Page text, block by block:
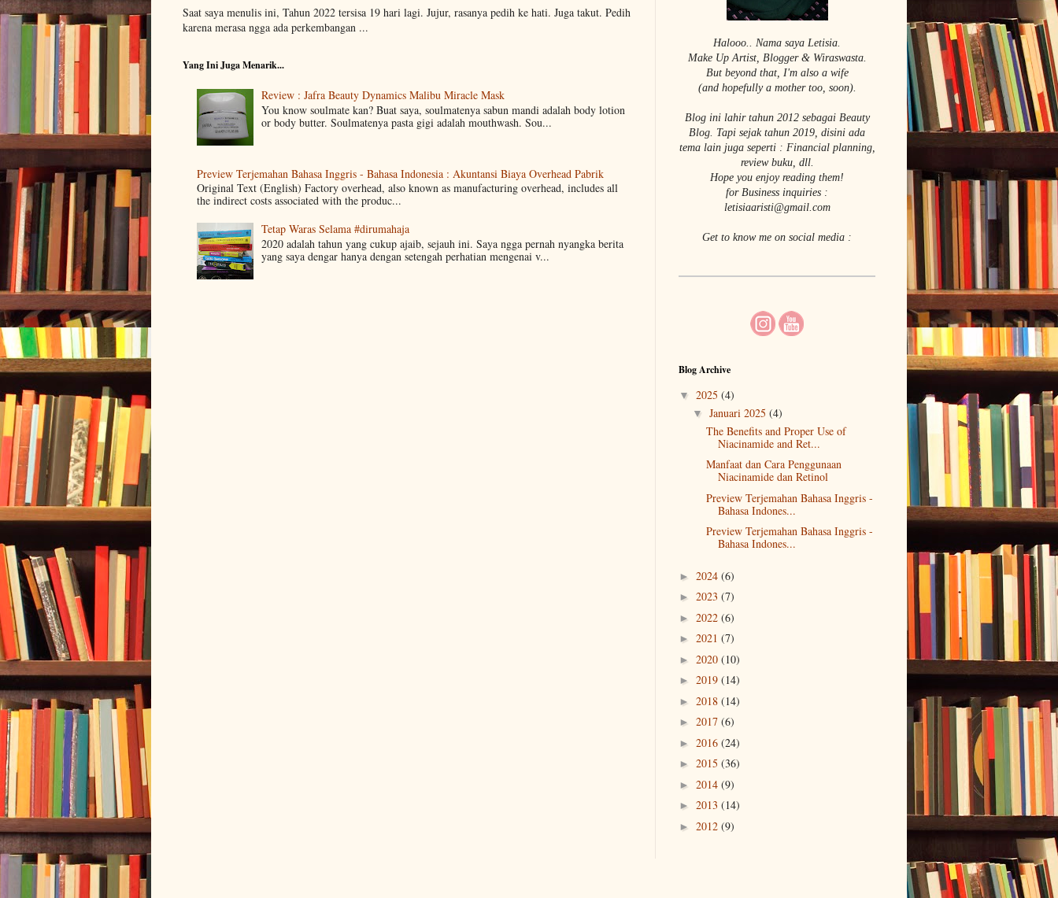
Saat saya menulis ini, Tahun 2022 tersisa 19 hari lagi. Jujur, rasanya pedih ke hati. Juga takut. Pedih
karena merasa ngga ada perkembangan ...
Yang Ini Juga Menarik...
Review : Jafra Beauty Dynamics Malibu Miracle Mask
You know soulmate kan? Buat saya, soulmatenya sabun mandi adalah body lotion
or body butter. Soulmatenya pasta gigi adalah mouthwash. Sou...
Preview Terjemahan Bahasa Inggris - Bahasa Indonesia : Akuntansi Biaya Overhead Pabrik
Original Text (English) Factory overhead, also known as manufacturing overhead, includes all
the indirect costs associated with the produc...
Tetap Waras Selama #dirumahaja
2020 adalah tahun yang cukup ajaib, sejauh ini. Saya ngga pernah nyangka berita
yang saya dengar hanya dengan setengah perhatian mengenai v...
Halooo.. Nama saya Letisia.
Make Up Artist, Blogger & Wiraswasta.
But beyond that, I'm also a wife
(and hopefully a mother too, soon).
Blog ini lahir tahun 2012 sebagai Beauty
Blog. Tapi sejak tahun 2019, disini ada
tema lain juga seperti : Financial planning,
review buku, dll.
Hope you enjoy reading them!
for Business inquiries :
letisiaaristi@gmail.com
Get to know me on social media :
Blog Archive
▼ 2025 (4)
▼ Januari 2025 (4)
The Benefits and Proper Use of
Niacinamide and Ret...
Manfaat dan Cara Penggunaan
Niacinamide dan Retinol
Preview Terjemahan Bahasa Inggris -
Bahasa Indones...
Preview Terjemahan Bahasa Inggris -
Bahasa Indones...
► 2024 (6)
► 2023 (7)
► 2022 (6)
► 2021 (7)
► 2020 (10)
► 2019 (14)
► 2018 (14)
► 2017 (6)
► 2016 (24)
► 2015 (36)
► 2014 (9)
► 2013 (14)
► 2012 (9)